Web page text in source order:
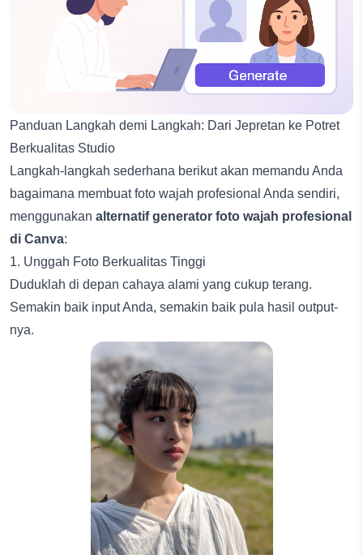
Panduan Langkah demi Langkah: Dari Jepretan ke Potret
Berkualitas Studio
Langkah-langkah sederhana berikut akan memandu Anda
bagaimana membuat foto wajah profesional Anda sendiri,
menggunakan alternatif generator foto wajah profesional
di Canva:
1. Unggah Foto Berkualitas Tinggi
Duduklah di depan cahaya alami yang cukup terang.
Semakin baik input Anda, semakin baik pula hasil output-
nya.